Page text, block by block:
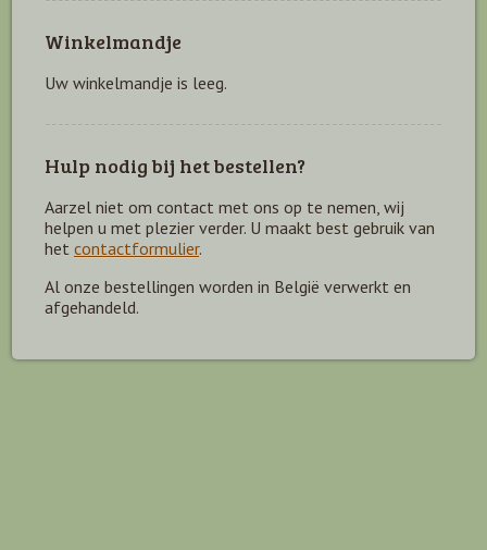
Winkelmandje
Uw winkelmandje is leeg.
Hulp nodig bij het bestellen?
Aarzel niet om contact met ons op te nemen, wij
helpen u met plezier verder. U maakt best gebruik van
het contactformulier.
Al onze bestellingen worden in België verwerkt en
afgehandeld.